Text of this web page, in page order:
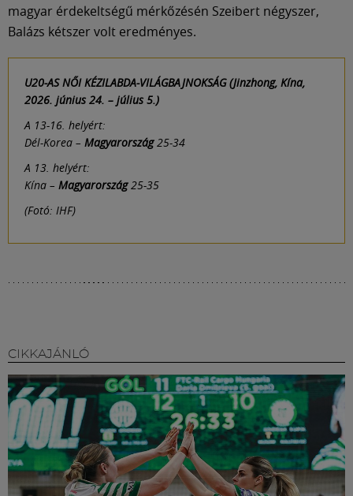
magyar érdekeltségű mérkőzésén Szeibert négyszer,
Balázs kétszer volt eredményes.
U20-AS NŐI KÉZILABDA-VILÁGBAJNOKSÁG (Jinzhong, Kína,
2026. június 24. – július 5.)
A 13-16. helyért:
Dél-Korea – Magyarország25-34
A 13. helyért:
Kína – Magyarország25-35
(Fotó: IHF)
CIKKAJÁNLÓ